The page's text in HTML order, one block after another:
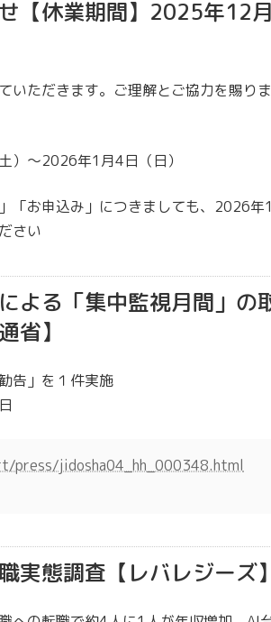
【休業期間】2025年12
いただきます。ご理解とご協力を賜り
）～2026年1月4日（日）
「お申込み」につきましても、2026年
さい
よる「集中監視月間」の
省】
告」を１件実施
jidosha04_hh_000348.html
実態調査【レバレジーズ】